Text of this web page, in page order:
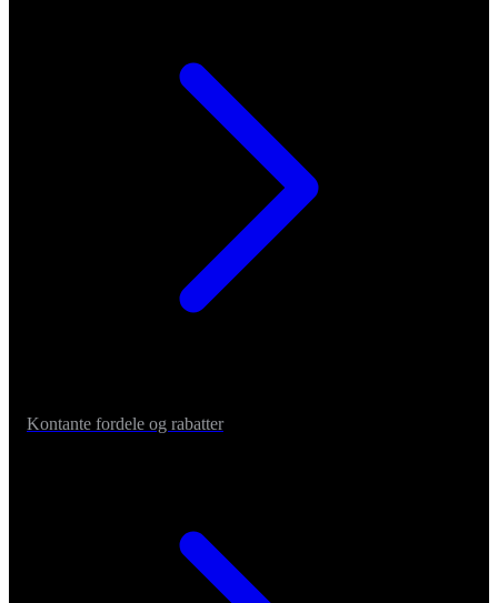
Kontante fordele og rabatter